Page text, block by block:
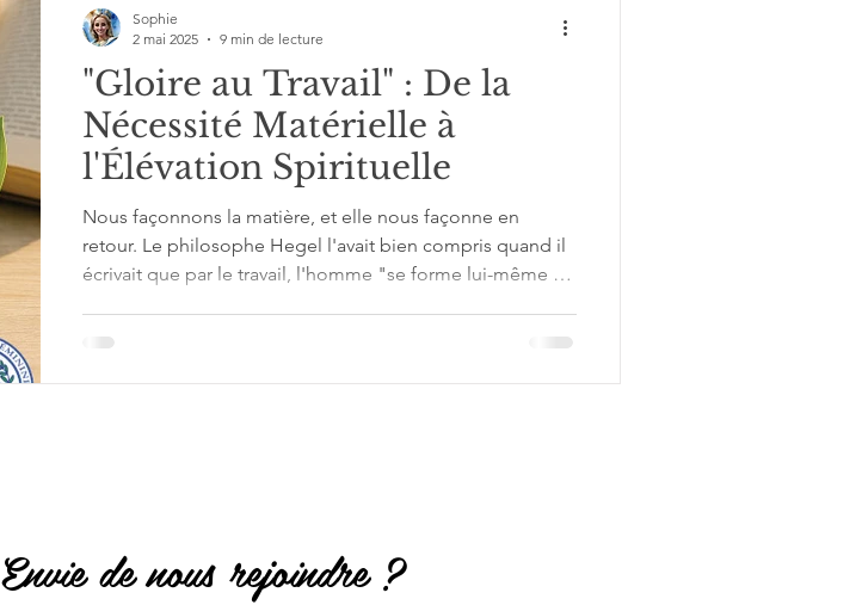
"Gloire au Travail" : De la
Nécessité Matérielle à
l'Élévation Spirituelle
Nous façonnons la matière, et elle nous façonne en
retour. Le philosophe Hegel l'avait bien compris quand il
écrivait que par le travail, l'homme "se forme lui-même en
Sophie
2 mai 2025
9 min de lecture
Envie de nous rejoindre ?